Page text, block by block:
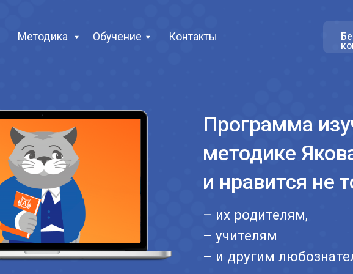
Контакты
Методика Обучение
Программа
методике Якова
и нравится не
– их родителям,
– учителям